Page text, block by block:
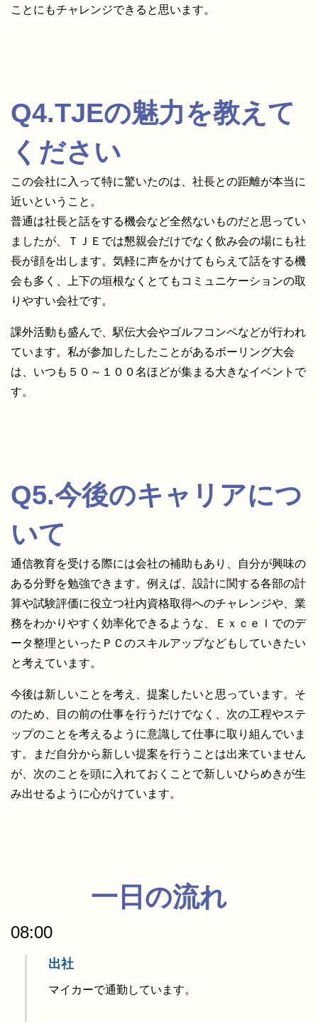
ことにもチャレンジできると思います。
Q4.TJEの魅力を教えて
ください
この会社に入って特に驚いたのは、社長との距離が本当に
近いということ。
普通は社長と話をする機会など全然ないものだと思ってい
ましたが、ＴＪＥでは懇親会だけでなく飲み会の場にも社
長が顔を出します。気軽に声をかけてもらえて話をする機
会も多く、上下の垣根なくとてもコミュニケーションの取
りやすい会社です。
課外活動も盛んで、駅伝大会やゴルフコンペなどが行われ
ています。私が参加したしたことがあるボーリング大会
は、いつも５０～１００名ほどが集まる大きなイベントで
す。
Q5.今後のキャリアにつ
いて
通信教育を受ける際には会社の補助もあり、自分が興味の
ある分野を勉強できます。例えば、設計に関する各部の計
算や試験評価に役立つ社内資格取得へのチャレンジや、業
務をわかりやすく効率化できるような、Ｅｘｃｅｌでのデ
ータ整理といったＰＣのスキルアップなどもしていきたい
と考えています。
今後は新しいことを考え、提案したいと思っています。そ
のため、目の前の仕事を行うだけでなく、次の工程やステ
ップのことを考えるように意識して仕事に取り組んでいま
す。まだ自分から新しい提案を行うことは出来ていません
が、次のことを頭に入れておくことで新しいひらめきが生
み出せるように心がけています。
一日の流れ
08:00
出社
マイカーで通勤しています。